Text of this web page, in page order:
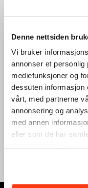
Denne nettsiden
Vi bruker
annonser et
mediefunksjoner og
dessuten informasjon
vårt, med partnerne
annonsering og
med annen
eller som de har
UNG VINTERFERIE:
SILKETRYKK
VERKSTED
20.02.2024